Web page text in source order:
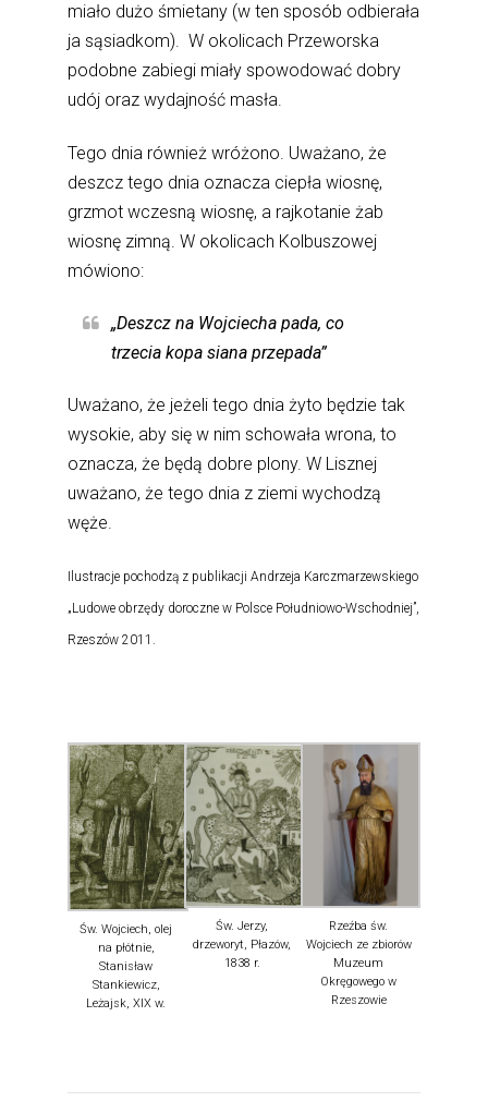
miało dużo śmietany (w ten sposób odbierała
ja sąsiadkom). W okolicach Przeworska
podobne zabiegi miały spowodować dobry
udój oraz wydajność masła.
Tego dnia również wróżono. Uważano, że
deszcz tego dnia oznacza ciepła wiosnę,
grzmot wczesną wiosnę, a rajkotanie żab
wiosnę zimną. W okolicach Kolbuszowej
mówiono:
„Deszcz na Wojciecha pada, co
trzecia kopa siana przepada”
Uważano, że jeżeli tego dnia żyto będzie tak
wysokie, aby się w nim schowała wrona, to
oznacza, że będą dobre plony. W Lisznej
uważano, że tego dnia z ziemi wychodzą
węże.
Ilustracje pochodzą z publikacji Andrzeja Karczmarzewskiego
„Ludowe obrzędy doroczne w Polsce Południowo-Wschodniej”,
Rzeszów 2011.
Św. Wojciech, olej
na płótnie,
Stanisław
Stankiewicz,
Leżajsk, XIX w.
Św. Jerzy,
drzeworyt, Płazów,
1838 r.
Rzeźba św.
Wojciech ze zbiorów
Muzeum
Okręgowego w
Rzeszowie